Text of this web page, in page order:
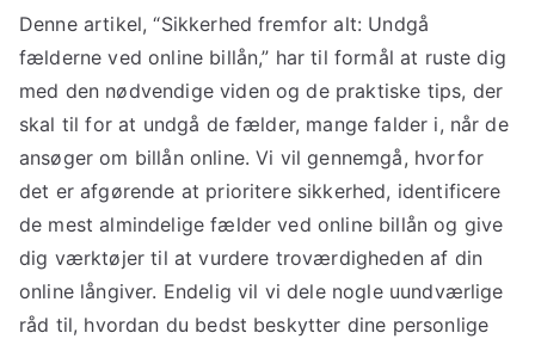
Denne artikel, “Sikkerhed fremfor alt: Undgå
fælderne ved online billån,” har til formål at ruste dig
med den nødvendige viden og de praktiske tips, der
skal til for at undgå de fælder, mange falder i, når de
ansøger om billån online. Vi vil gennemgå, hvorfor
det er afgørende at prioritere sikkerhed, identificere
de mest almindelige fælder ved online billån og give
dig værktøjer til at vurdere troværdigheden af din
online långiver. Endelig vil vi dele nogle uundværlige
råd til, hvordan du bedst beskytter dine personlige